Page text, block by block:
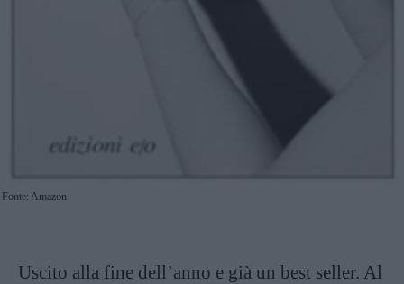
Fonte: Amazon
Uscito alla fine dell’anno e già un best seller. Al